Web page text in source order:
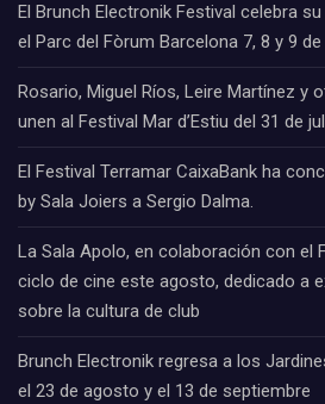
El Brunch Electronik Festival celebra
el Parc del Fòrum Barcelona 7, 8 y 9
Rosario, Miguel Ríos, Leire Martínez y
unen al Festival Mar d’Estiu del 31 de
El Festival Terramar CaixaBank ha
by Sala Joiers a Sergio Dalma.
La Sala Apolo, en colaboración con el
ciclo de cine este agosto, dedicado a
sobre la cultura de club
Brunch Electronik regresa a los
el 23 de agosto y el 13 de septiembre